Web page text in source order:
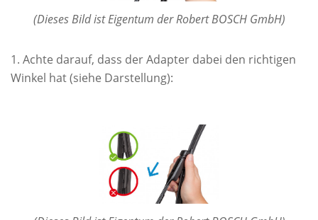
(Dieses Bild ist Eigentum der Robert BOSCH GmbH)
Achte darauf, dass der Adapter dabei den richtigen
Winkel hat (siehe Darstellung):